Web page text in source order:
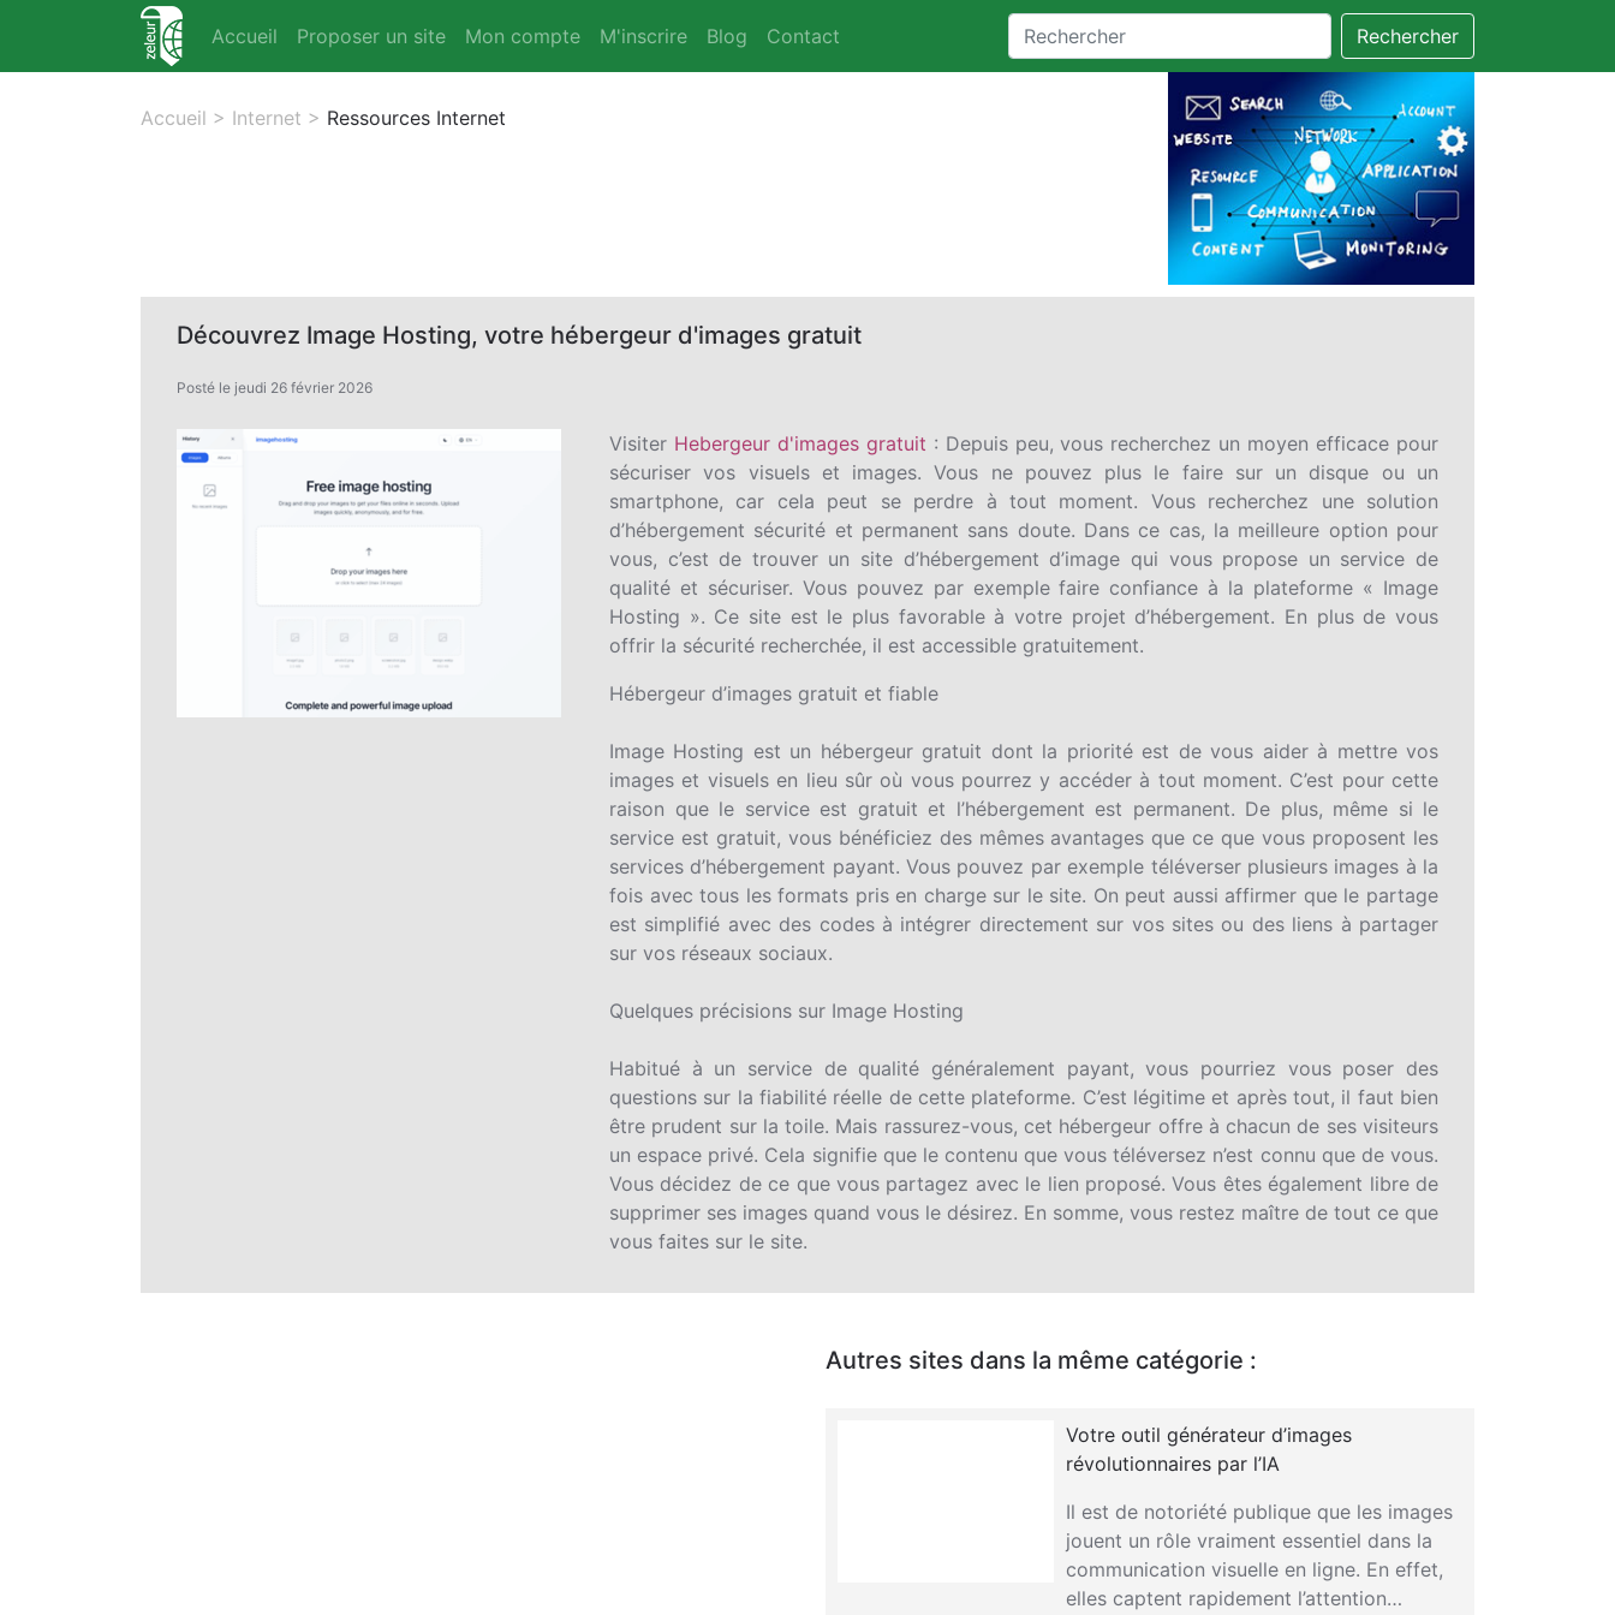
Accueil Proposer un site Mon compte M'inscrire Blog Contact Rechercher
Accueil > Internet > Ressources Internet
Découvrez Image Hosting, votre hébergeur d'images gratuit
Posté le jeudi 26 février 2026
Visiter Hebergeur d'images gratuit : Depuis peu, vous recherchez un moyen efficace pour
sécuriser vos visuels et images. Vous ne pouvez plus le faire sur un disque ou un
smartphone, car cela peut se perdre à tout moment. Vous recherchez une solution
d’hébergement sécurité et permanent sans doute. Dans ce cas, la meilleure option pour
vous, c’est de trouver un site d’hébergement d’image qui vous propose un service de
qualité et sécuriser. Vous pouvez par exemple faire confiance à la plateforme « Image
Hosting ». Ce site est le plus favorable à votre projet d’hébergement. En plus de vous
offrir la sécurité recherchée, il est accessible gratuitement.
Hébergeur d’images gratuit et fiable
Image Hosting est un hébergeur gratuit dont la priorité est de vous aider à mettre vos
images et visuels en lieu sûr où vous pourrez y accéder à tout moment. C’est pour cette
raison que le service est gratuit et l’hébergement est permanent. De plus, même si le
service est gratuit, vous bénéficiez des mêmes avantages que ce que vous proposent les
services d’hébergement payant. Vous pouvez par exemple téléverser plusieurs images à la
fois avec tous les formats pris en charge sur le site. On peut aussi affirmer que le partage
est simplifié avec des codes à intégrer directement sur vos sites ou des liens à partager
sur vos réseaux sociaux.
Quelques précisions sur Image Hosting
Habitué à un service de qualité généralement payant, vous pourriez vous poser des
questions sur la fiabilité réelle de cette plateforme. C’est légitime et après tout, il faut bien
être prudent sur la toile. Mais rassurez-vous, cet hébergeur offre à chacun de ses visiteurs
un espace privé. Cela signifie que le contenu que vous téléversez n’est connu que de vous.
Vous décidez de ce que vous partagez avec le lien proposé. Vous êtes également libre de
supprimer ses images quand vous le désirez. En somme, vous restez maître de tout ce que
vous faites sur le site.
Autres sites dans la même catégorie :
Votre outil générateur d’images
révolutionnaires par l’IA
Il est de notoriété publique que les images
jouent un rôle vraiment essentiel dans la
communication visuelle en ligne. En effet,
elles captent rapidement l’attention…